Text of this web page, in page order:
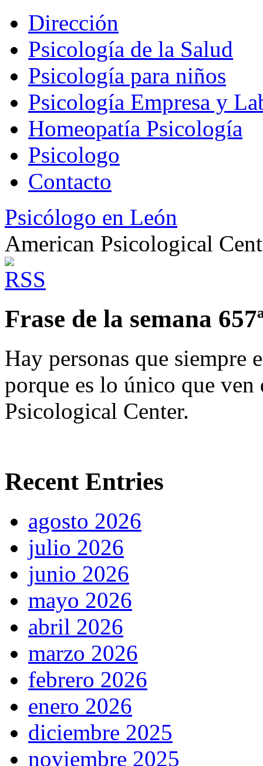
Dirección
Psicología de la Salud
Psicología para niños
Psicología Empresa y
Homeopatía Psicología
Psicologo
Contacto
Psicólogo en León
American Psicological
Frase de la semana
Hay personas que siempre
porque es lo único que
Psicological Center.
Recent Entries
agosto 2026
julio 2026
junio 2026
mayo 2026
abril 2026
marzo 2026
febrero 2026
enero 2026
diciembre 2025
noviembre 2025